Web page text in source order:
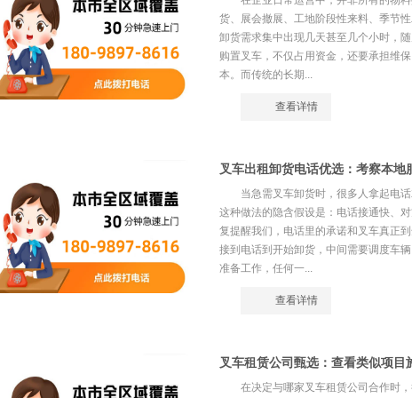
货、展会撤展、工地阶段性来料、季节
卸货需求集中出现几天甚至几个小时，
购置叉车，不仅占用资金，还要承担维
本。而传统的长期...
查看详情
叉车出租卸货电话优选：考察本地
当急需叉车卸货时，很多人拿起电
这种做法的隐含假设是：电话接通快、
复提醒我们，电话里的承诺和叉车真正
接到电话到开始卸货，中间需要调度车
准备工作，任何一...
查看详情
叉车租赁公司甄选：查看类似项目
在决定与哪家叉车租赁公司合作时